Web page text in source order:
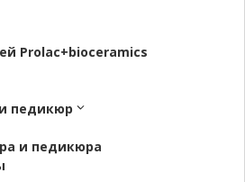
Prolac+bioceramics
педикюр
и педикюра